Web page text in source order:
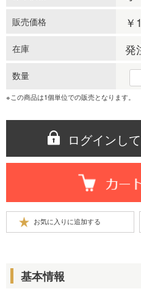
販売価格 ￥
在庫 発
数量
※この商品は1個単位での販売となります。
ログインし
基本情報